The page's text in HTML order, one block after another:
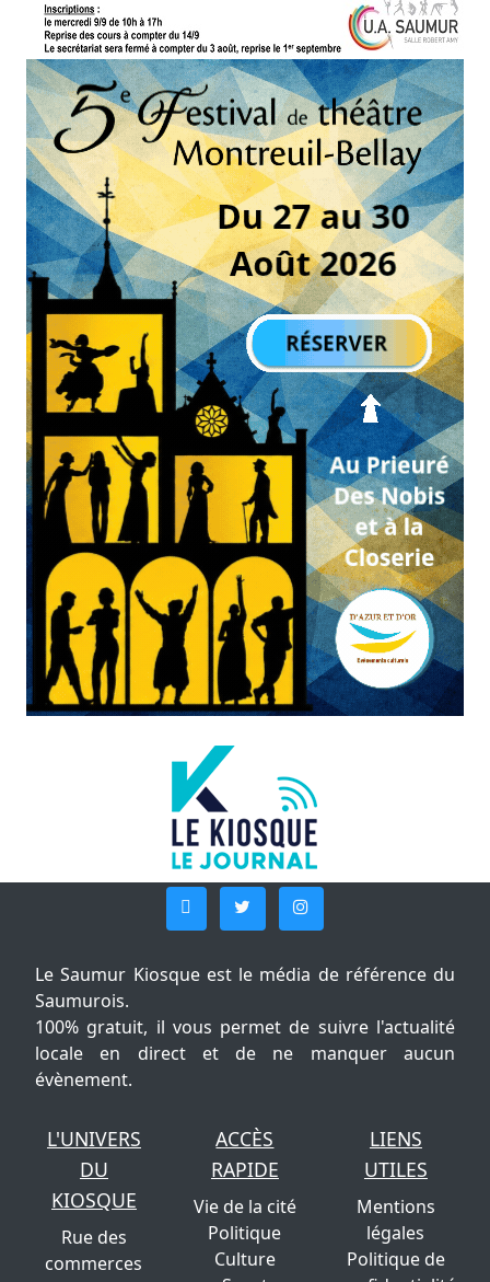
Le Saumur Kiosque est le média de référence du
Saumurois.
100% gratuit, il vous permet de suivre l'actualité
locale en direct et de ne manquer aucun
évènement.
L'UNIVERS
DU
KIOSQUE
Rue des
commerces
ACCÈS
RAPIDE
Vie de la cité
Politique
Culture
LIENS
UTILES
Mentions
légales
Politique de